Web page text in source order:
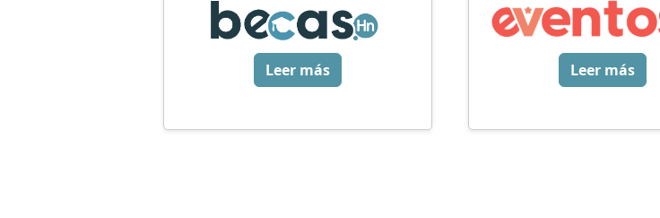
Leer más Leer más